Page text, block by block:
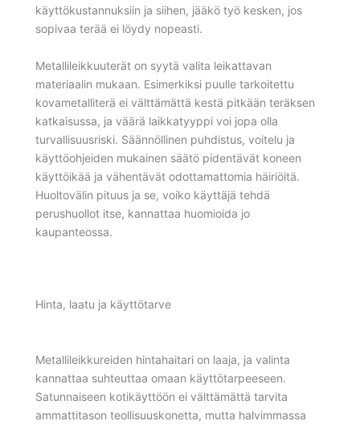
käyttökustannuksiin ja siihen, jääkö työ kesken, jos
sopivaa terää ei löydy nopeasti.
Metallileikkuuterät on syytä valita leikattavan
materiaalin mukaan. Esimerkiksi puulle tarkoitettu
kovametalliterä ei välttämättä kestä pitkään teräksen
katkaisussa, ja väärä laikkatyyppi voi jopa olla
turvallisuusriski. Säännöllinen puhdistus, voitelu ja
käyttöohjeiden mukainen säätö pidentävät koneen
käyttöikää ja vähentävät odottamattomia häiriöitä.
Huoltovälin pituus ja se, voiko käyttäjä tehdä
perushuollot itse, kannattaa huomioida jo
kaupanteossa.
Hinta, laatu ja käyttötarve
Metallileikkureiden hintahaitari on laaja, ja valinta
kannattaa suhteuttaa omaan käyttötarpeeseen.
Satunnaiseen kotikäyttöön ei välttämättä tarvita
ammattitason teollisuuskonetta, mutta halvimmassa